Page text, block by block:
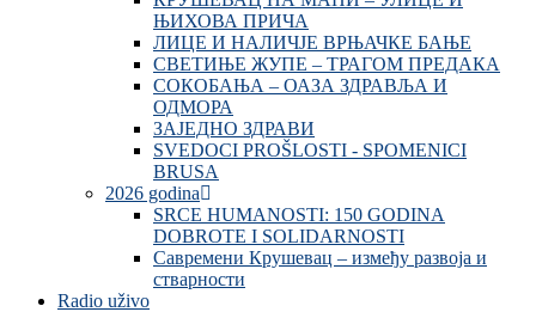
ЊИХОВА ПРИЧА
ЛИЦЕ И НАЛИЧЈЕ ВРЊАЧКЕ БАЊЕ
СВЕТИЊЕ ЖУПЕ – ТРАГОМ ПРЕДАКА
СОКОБАЊА – ОАЗА ЗДРАВЉА И
ОДМОРА
ЗАЈЕДНО ЗДРАВИ
SVEDOCI PROŠLOSTI - SPOMENICI
BRUSA
2026 godina
SRCE HUMANOSTI: 150 GODINA
DOBROTE I SOLIDARNOSTI
Савремени Крушевац – између развоја и
стварности
Radio uživo